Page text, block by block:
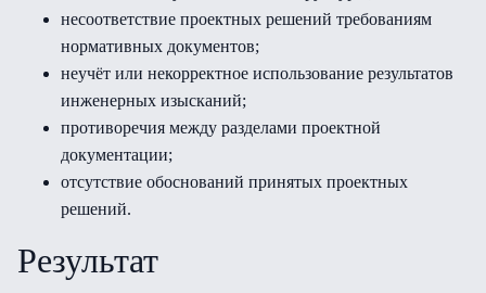
несоответствие проектных решений требованиям
нормативных документов;
неучёт или некорректное использование результатов
инженерных изысканий;
противоречия между разделами проектной
документации;
отсутствие обоснований принятых проектных
решений.
Результат